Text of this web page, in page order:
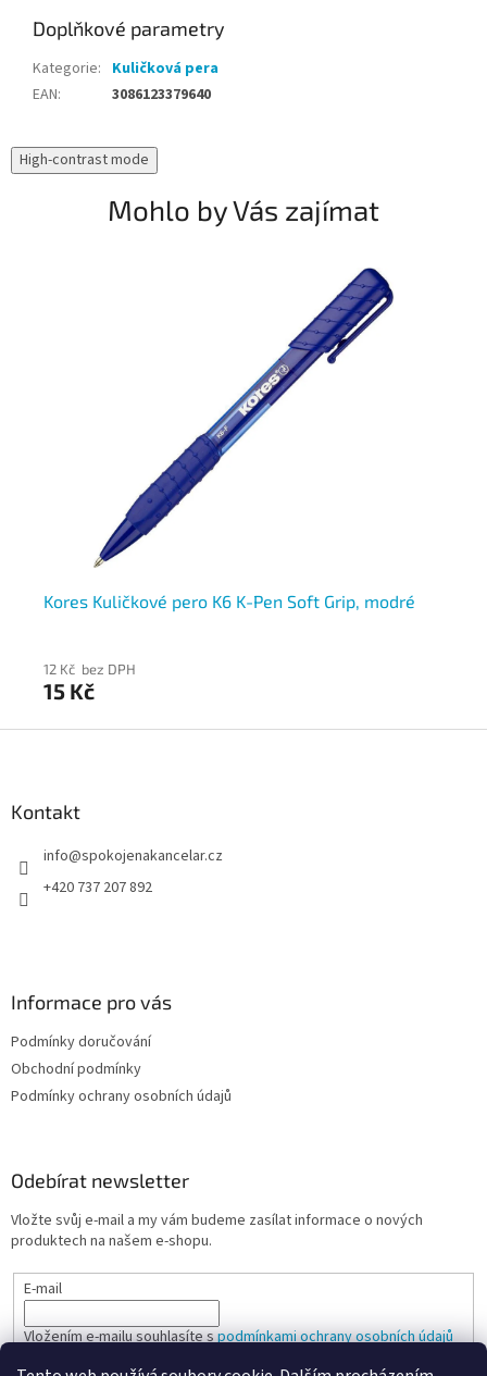
Doplňkové parametry
Kategorie: Kuličková pera
EAN: 3086123379640
High-contrast mode
Mohlo by Vás zajímat
Kores Kuličkové pero K6 K-Pen Soft Grip, modré
12 Kč bez DPH
15 Kč
Kontakt
info@spokojenakancelar.cz
+420 737 207 892
Informace pro vás
Podmínky doručování
Obchodní podmínky
Podmínky ochrany osobních údajů
Odebírat newsletter
Vložte svůj e-mail a my vám budeme zasílat informace o nových
produktech na našem e-shopu.
E-mail
Vložením e-mailu souhlasíte spodmínkami ochrany osobních údajů